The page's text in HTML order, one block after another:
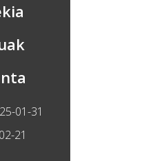
01-31
21